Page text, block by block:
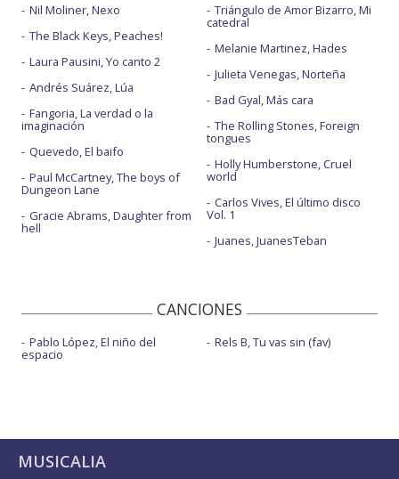
Nil Moliner, Nexo
The Black Keys, Peaches!
Laura Pausini, Yo canto 2
Andrés Suárez, Lúa
Fangoria, La verdad o la
imaginación
Quevedo, El baifo
Paul McCartney, The boys of
Dungeon Lane
Gracie Abrams, Daughter from
hell
Triángulo de Amor Bizarro, Mi
catedral
Melanie Martinez, Hades
Julieta Venegas, Norteña
Bad Gyal, Más cara
The Rolling Stones, Foreign
tongues
Holly Humberstone, Cruel
world
Carlos Vives, El último disco
Vol. 1
Juanes, JuanesTeban
CANCIONES
Pablo López, El niño del
espacio
Rels B, Tu vas sin (fav)
MUSICALIA